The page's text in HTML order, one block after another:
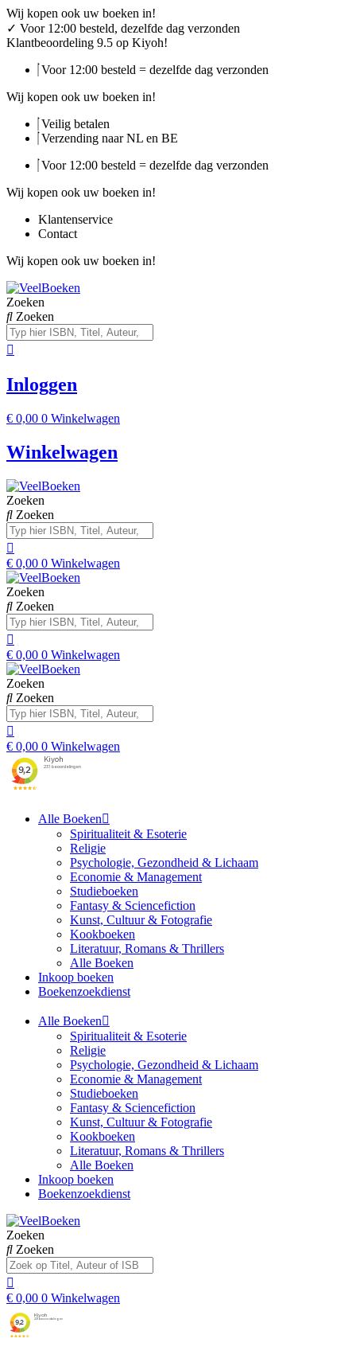
Ga
naar
de
Wij kopen ook uw boeken in!
✓ Voor 12:00 besteld, dezelfde dag verzonden
Klantbeoordeling 9.5 op Kiyoh!
Voor 12:00 besteld = dezelfde dag verzonden
Wij kopen ook uw boeken in!
Veilig betalen
Verzending naar NL en BE
Voor 12:00 besteld = dezelfde dag verzonden
Wij kopen ook uw boeken in!
Klantenservice
Contact
Wij kopen ook uw boeken in!
Zoeken
Zoeken
Inloggen
€ 0,00 0 Winkelwagen
Winkelwagen
Zoeken
Zoeken
€ 0,00 0 Winkelwagen
Zoeken
Zoeken
€ 0,00 0 Winkelwagen
Zoeken
Zoeken
€ 0,00 0 Winkelwagen
Alle Boeken
Spiritualiteit & Esoterie
Religie
Psychologie, Gezondheid & Lichaam
Economie & Management
Studieboeken
Fantasy & Sciencefiction
Kunst, Cultuur & Fotografie
Kookboeken
Literatuur, Romans & Thrillers
Alle Boeken
Inkoop boeken
Boekenzoekdienst
Alle Boeken
Spiritualiteit & Esoterie
Religie
Psychologie, Gezondheid & Lichaam
Economie & Management
Studieboeken
Fantasy & Sciencefiction
Kunst, Cultuur & Fotografie
Kookboeken
Literatuur, Romans & Thrillers
Alle Boeken
Inkoop boeken
Boekenzoekdienst
Zoeken
Zoeken
€ 0,00 0 Winkelwagen